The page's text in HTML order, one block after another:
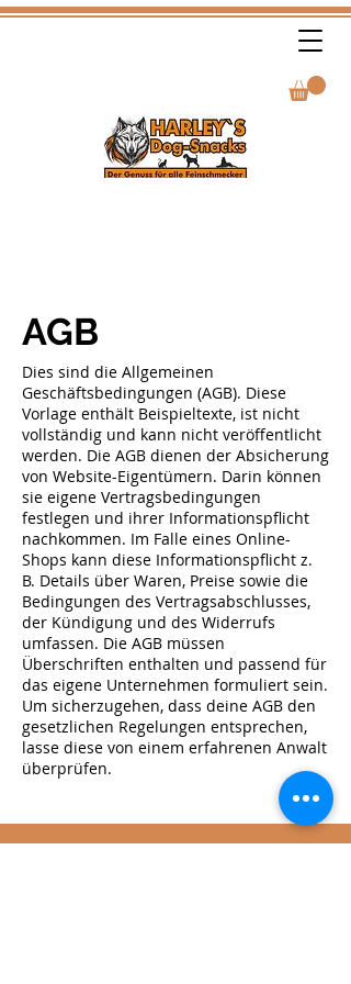
AGB
Dies sind die Allgemeinen
Geschäftsbedingungen (AGB). Diese
Vorlage enthält Beispieltexte, ist nicht
vollständig und kann nicht veröffentlicht
werden. Die AGB dienen der Absicherung
von Website-Eigentümern. Darin können
sie eigene Vertragsbedingungen
festlegen und ihrer Informationspflicht
nachkommen. Im Falle eines Online-
Shops kann diese Informationspflicht z.
B. Details über Waren, Preise sowie die
Bedingungen des Vertragsabschlusses,
der Kündigung und des Widerrufs
umfassen. Die AGB müssen
Überschriften enthalten und passend für
das eigene Unternehmen formuliert sein.
Um sicherzugehen, dass deine AGB den
gesetzlichen Regelungen entsprechen,
lasse diese von einem erfahrenen Anwalt
überprüfen.